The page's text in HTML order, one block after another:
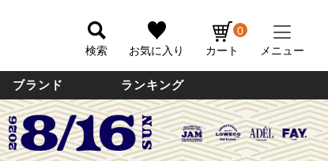
検索 お気に入り カート
0
メニュー
ブランド ランキング